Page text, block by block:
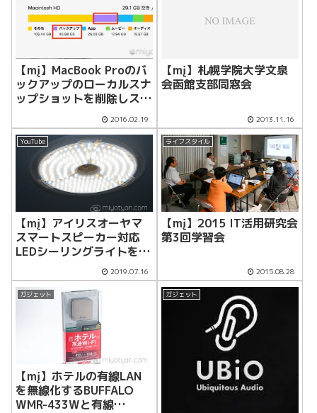
【mį】MacBook Proのバ
ックアップのローカルスナ
ップショットを削除しスト
レージを空ける！！2016.02.19
【mį】札幌学院大学文泉
会函館支部同窓会
2013.11.16
YouTube
【mį】アイリスオーヤマ
スマートスピーカー対応
LEDシーリングライトを購
2019.07.16
ライフスタイル
【mį】2015 IT活用研究会
第3回学習会
2015.08.28
ガジェット
【mį】ホテルの有線LAN
を無線化するBUFFALO
WMR-433Wと有線
ガジェット